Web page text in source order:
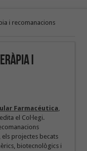
i recomanacions
i
Farmacéutica,
el Col·legi.
projectes becats
biotecnològics i